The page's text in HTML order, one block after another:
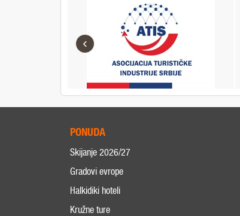
‹
PONUDA
Skijanje 2026/27
Gradovi evrope
Halkidiki hoteli
Kružne ture